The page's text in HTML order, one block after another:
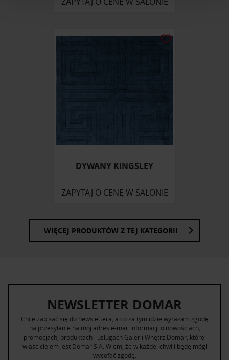
i reklam, aby oferować funkcje społecznościowe i
korzystasz z naszej witryny, udostępniamy partnerom
społecznościowym, reklamowym i analitycznym.
DYWANY KINGSLEY
ZAPYTAJ O CENĘ W SALONIE
WIĘCEJ PRODUKTÓW Z TEJ KATEGORII
NEWSLETTER DOMAR
Chcę zapisać się do newslettera, a co za tym idzie wyrażam zgodę
na przesyłanie na mój adres e-mail informacji o nowościach,
promocjach, produktach i usługach Galerii Wnętrz Domar, której
właścicielem jest Domar S.A. Wiem, że w każdej chwili będę mógł
wycofać zgodę.